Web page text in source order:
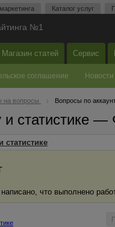
Каталог услуг
№1
Магазин статей Сервис
соглашение Новости
на вопросы Вопросы по
и статистике
статистике
что выполнено